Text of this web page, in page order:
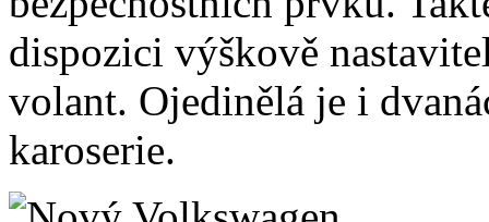
dispozici výškově
volant. Ojedinělá je i
karoserie.